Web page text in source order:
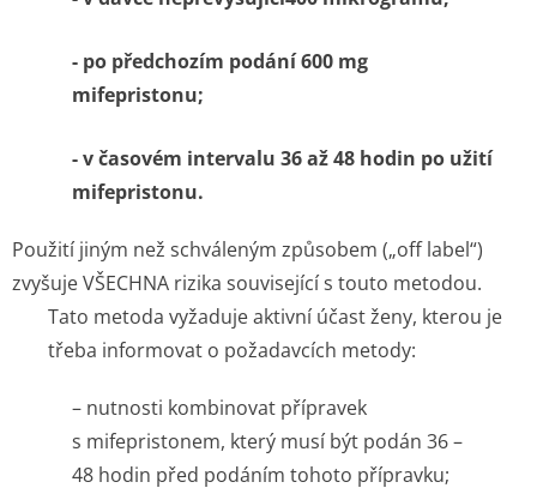
- po předchozím podání 600 mg
mifepristonu;
- v časovém intervalu 36 až 48 hodin po užití
mifepristonu.
Použití jiným než schváleným způsobem („off label“)
zvyšuje VŠECHNA rizika související s touto metodou.
Tato metoda vyžaduje aktivní účast ženy, kterou je
třeba informovat o požadavcích metody:
– nutnosti kombinovat přípravek
s mifepristonem, který musí být podán 36 –
48 hodin před podáním tohoto přípravku;